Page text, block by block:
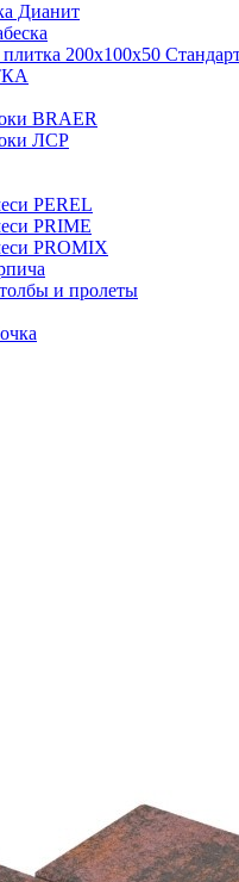
Дианит
200х100х50
BRAER
ЛСР
PEREL
PRIME
PROMIX
и пролеты